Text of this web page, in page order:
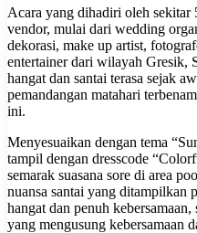
Acara yang dihadiri oleh sekitar
vendor, mulai dari wedding
dekorasi, make up artist,
entertainer dari wilayah Gresik,
hangat dan santai terasa sejak
pemandangan matahari
ini.
Menyesuaikan dengan tema
tampil dengan dresscode
semarak suasana sore di area
nuansa santai yang ditampilkan
hangat dan penuh kebersamaan,
yang mengusung kebersamaan